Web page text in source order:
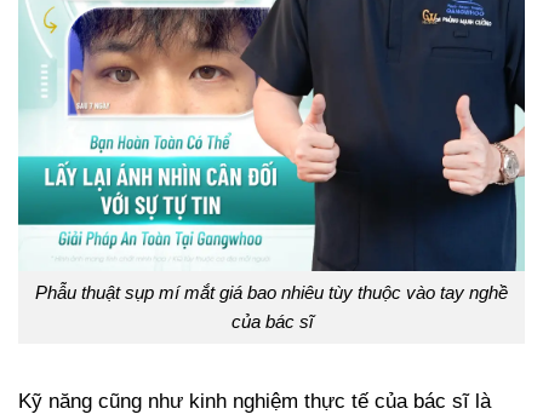
Phẫu thuật sụp mí mắt giá bao nhiêu tùy thuộc vào tay nghề
của bác sĩ
Kỹ năng cũng như kinh nghiệm thực tế của bác sĩ là